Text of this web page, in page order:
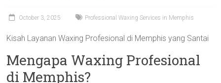
October 3, 2025 Professional Waxing Services in Memphis
Kisah Layanan Waxing Profesional di Memphis yang Santai
Mengapa Waxing Profesional
di Memphis?